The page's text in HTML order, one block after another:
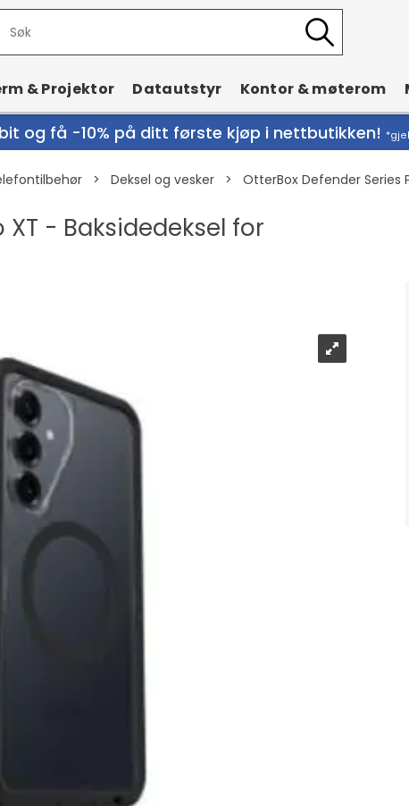
& Projektor Datautstyr Kontor & møterom
og få -10% på ditt første kjøp i nettbutikken!
> Deksel og vesker > OtterBox Defender Series
XT - Baksidedeksel for